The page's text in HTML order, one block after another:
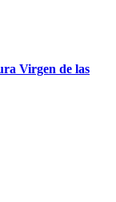
Virgen de las